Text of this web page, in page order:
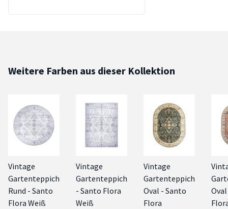
Weitere Farben aus dieser Kollektion
Vintage
Gartenteppich
Rund - Santo
Flora Weiß
Vintage
Gartenteppich
- Santo Flora
Weiß
Vintage
Gartenteppich
Oval - Santo
Flora